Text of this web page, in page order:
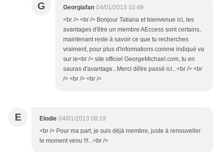
G Georgiafan 04/01/2013 10:49
<br /> <br /> Bonjour Tatiana et bienvenue ici, les
avantages d'être un membre AEccess sont certains,
maintenant reste à savoir ce que tu recherches
vraiment, pour plus d'informations comme indiqué va
sur le<br /> site officiel GeorgeMichael.com, tu en
sauras d'avantage...Merci dêtre passé ici...<br /> <br
/> <br /> <br />
E Elodie 04/01/2013 08:19
<br /> Pour ma part, je suis déjà membre, juste à renouveller
le moment venu !!!...<br />